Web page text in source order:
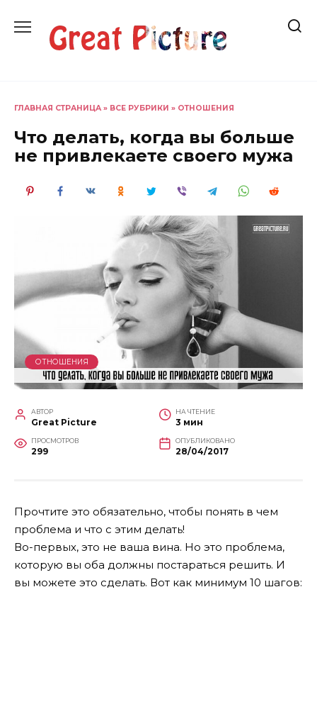
содержанию
ГЛАВНАЯ СТРАНИЦА » ВСЕ РУБРИКИ » ОТНОШЕНИЯ
Что делать, когда вы больше
не привлекаете своего мужа
ОТНОШЕНИЯ
АВТОР
Great Picture
НА ЧТЕНИЕ
3 мин
ПРОСМОТРОВ
299
ОПУБЛИКОВАНО
28/04/2017
Прочтите это обязательно, чтобы понять в чем
проблема и что с этим делать!
Во-первых, это не ваша вина. Но это проблема,
которую вы оба должны постараться решить. И
вы можете это сделать. Вот как минимум 10 шагов: